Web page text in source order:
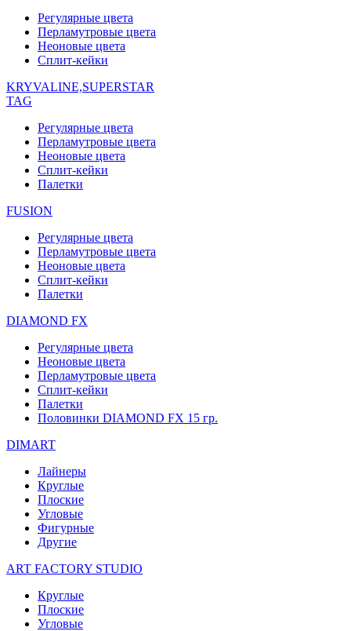
Регулярные цвета
Перламутровые цвета
Неоновые цвета
Сплит-кейки
KRYVALINE,SUPERSTAR
TAG
Регулярные цвета
Перламутровые цвета
Неоновые цвета
Сплит-кейки
Палетки
FUSION
Регулярные цвета
Перламутровые цвета
Неоновые цвета
Сплит-кейки
Палетки
DIAMOND FX
Регулярные цвета
Неоновые цвета
Перламутровые цвета
Сплит-кейки
Палетки
Половинки DIAMOND FX 15 гр.
DIMART
Лайнеры
Круглые
Плоские
Угловые
Фигурные
Другие
ART FACTORY STUDIO
Круглые
Плоские
Угловые